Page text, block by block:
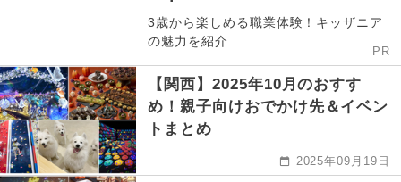
3歳から楽しめる職業体験！キッザニア
の魅力を紹介
PR
【関西】2025年10月のおすす
め！親子向けおでかけ先＆イベン
トまとめ
2025年09月19日